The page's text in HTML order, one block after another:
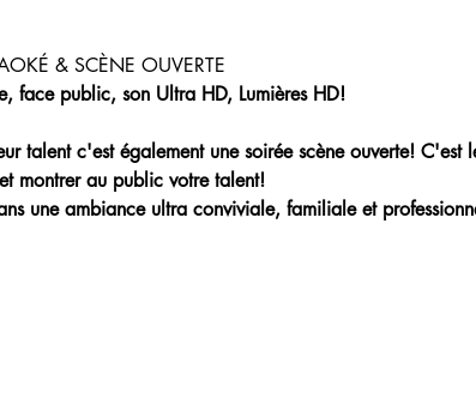
& SCÈNE OUVERTE
face public, son Ultra HD, Lumières HD!
talent c'est également une soirée scène ouverte! C'est
montrer au public votre talent!
une ambiance ultra conviviale, familiale et